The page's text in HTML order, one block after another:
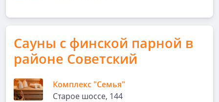
Сауны с финской парной в
районе Советский
Комплекс "Семья"
Старое шоссе, 144